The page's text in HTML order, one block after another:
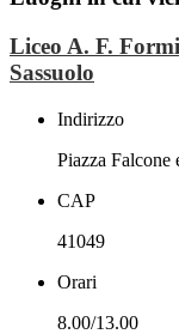
Liceo A. F.
Sassuolo
Indirizzo
Piazza Falcone
CAP
41049
Orari
8.00/13.00